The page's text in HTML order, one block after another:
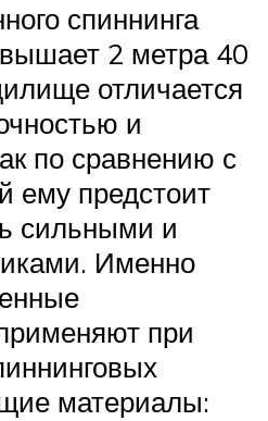
спиннинга
2 метра 40
отличается
и
по сравнению с
ему предстоит
сильными и
Именно
при
материалы: